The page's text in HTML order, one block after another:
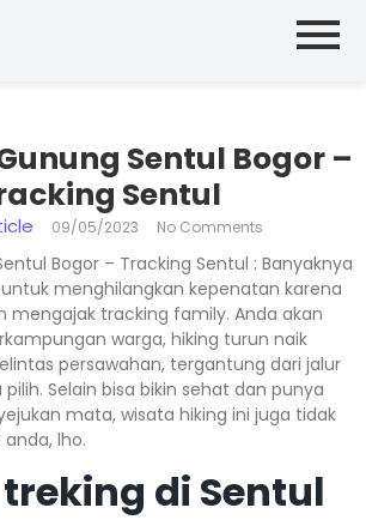
Sentul Bogor –
Sentul
09/05/2023 No Comments
Bogor – Tracking Sentul : Banyaknya
menghilangkan kepenatan karena
mengajak tracking family. Anda akan
warga, hiking turun naik
persawahan, tergantung dari jalur
Selain bisa bikin sehat dan punya
mata, wisata hiking ini juga tidak
lho.
di Sentul